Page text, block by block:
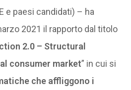
e paesi candidati) – ha
2021 il rapporto dal titolo
2.0 – Structural
consumer market” in cui si
che affliggono i